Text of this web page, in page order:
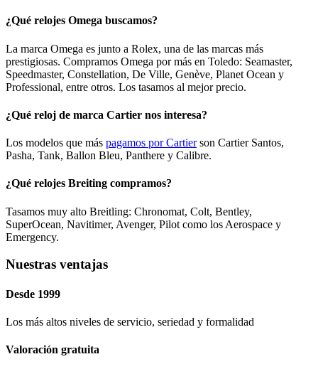
¿Qué relojes Omega buscamos?
La marca Omega es junto a Rolex, una de las marcas más
prestigiosas. Compramos Omega por más en Toledo: Seamaster,
Speedmaster, Constellation, De Ville, Genève, Planet Ocean y
Professional, entre otros. Los tasamos al mejor precio.
¿Qué reloj de marca Cartier nos interesa?
Los modelos que más pagamos por Cartierson Cartier Santos,
Pasha, Tank, Ballon Bleu, Panthere y Calibre.
¿Qué relojes Breiting compramos?
Tasamos muy alto Breitling: Chronomat, Colt, Bentley,
SuperOcean, Navitimer, Avenger, Pilot como los Aerospace y
Emergency.
Nuestras ventajas
Desde 1999
Los más altos niveles de servicio, seriedad y formalidad​
Valoración gratuita